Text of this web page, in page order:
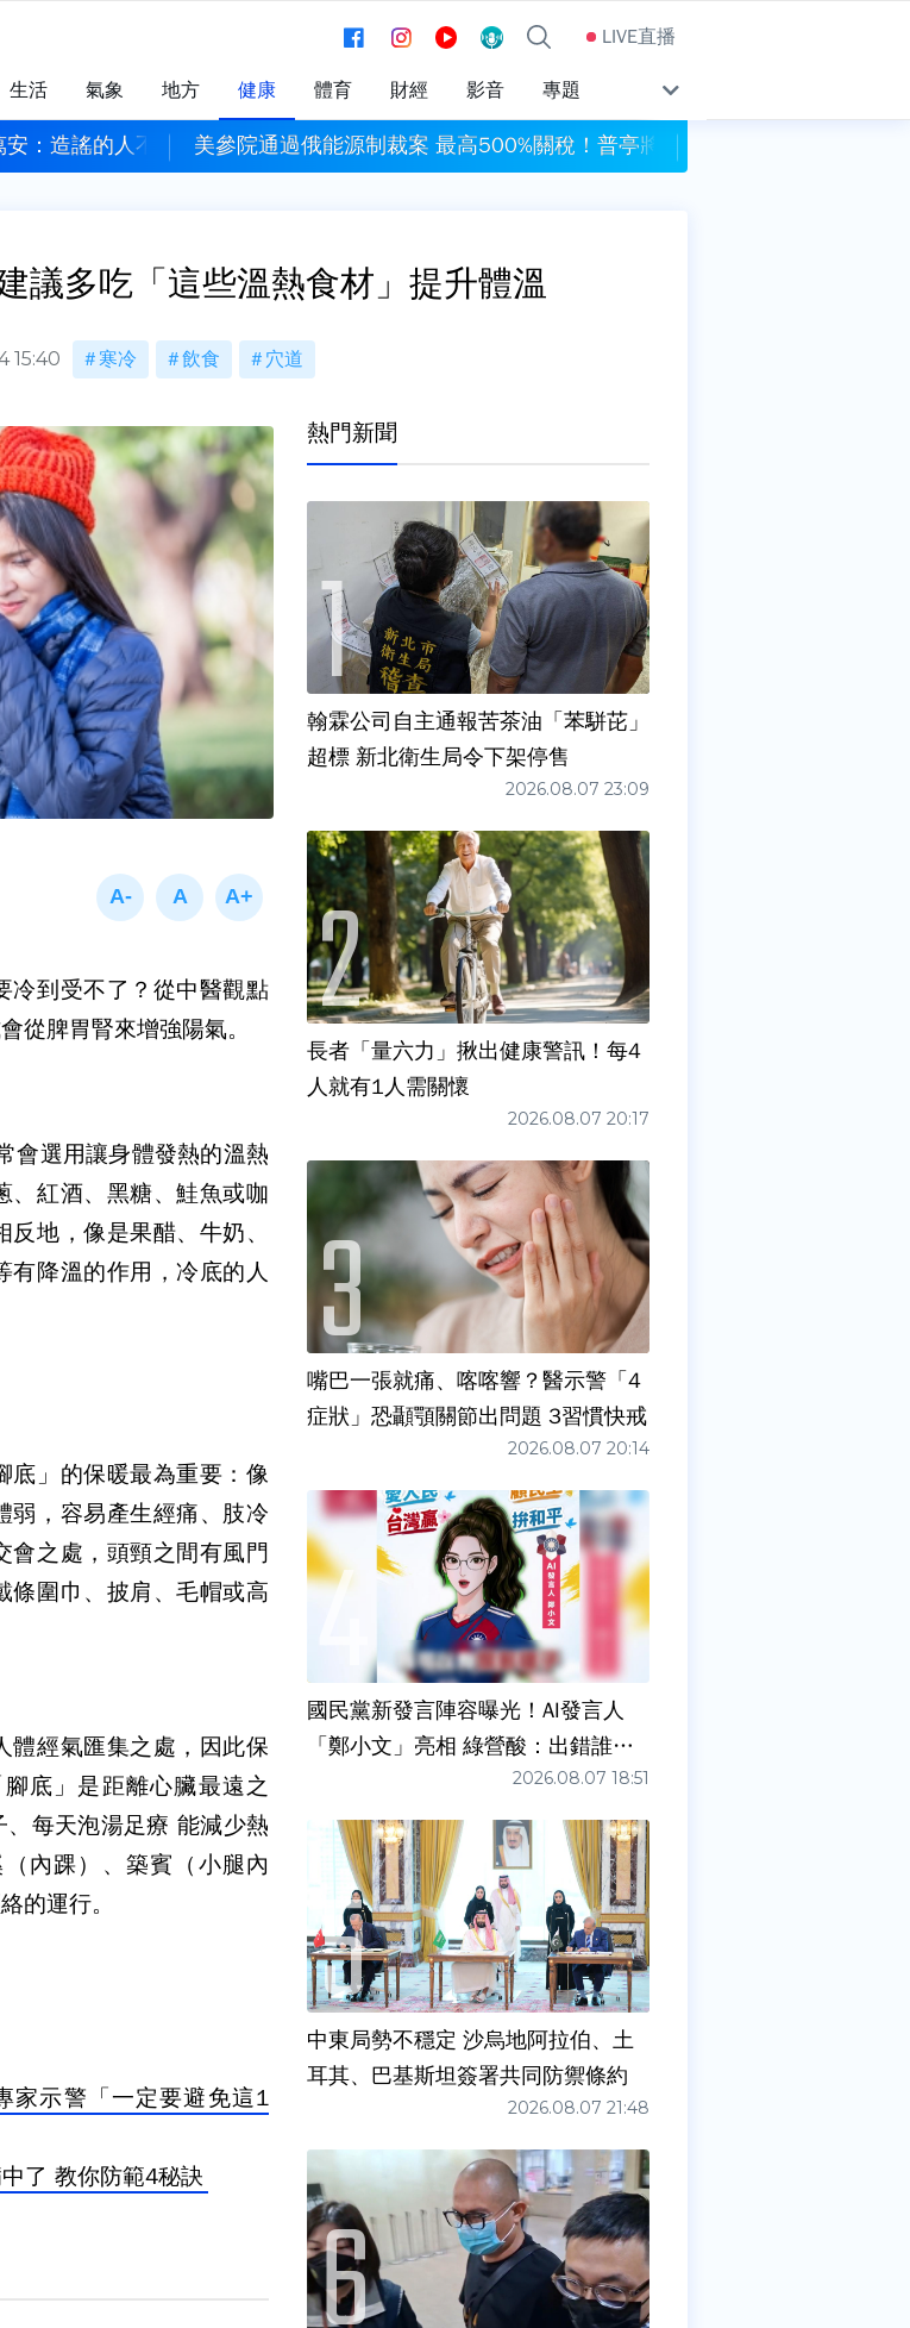
LIVE直播
生活 氣象 地方 健康 體育 財經 影音 專題
：造謠的人不用負責？美參院通過俄能源制裁案 最高500%關稅！普亭將列制裁對象
議多吃「這些溫熱食材」提升體溫
15:40 寒冷 飲食 穴道
冷到受不了？從中醫觀點
從脾胃腎來增強陽氣。
會選用讓身體發熱的溫熱
、紅酒、黑糖、鮭魚或咖
地，像是果醋、牛奶、
有降溫的作用，冷底的人
底」的保暖最為重要：像
弱，容易產生經痛、肢冷
會之處，頭頸之間有風門
條圍巾、披肩、毛帽或高
體經氣匯集之處，因此保
底」是距離心臟最遠之
每天泡湯足療 能減少熱
內踝）、築賓（小腿內
的運行。
家示警「一定要避免這1
了 教你防範4秘訣
熱門新聞
翰霖公司自主通報苦茶油「苯駢芘」
超標 新北衛生局令下架停售
2026.08.07 23:09
長者「量六力」揪出健康警訊！每4
人就有1人需關懷
2026.08.07 20:17
嘴巴一張就痛、喀喀響？醫示警「4
症狀」恐顳顎關節出問題 3習慣快戒
2026.08.07 20:14
國民黨新發言陣容曝光！AI發言人
「鄭小文」亮相 綠營酸：出錯誰負
2026.08.07 18:51
中東局勢不穩定 沙烏地阿拉伯、土
耳其、巴基斯坦簽署共同防禦條約
2026.08.07 21:48